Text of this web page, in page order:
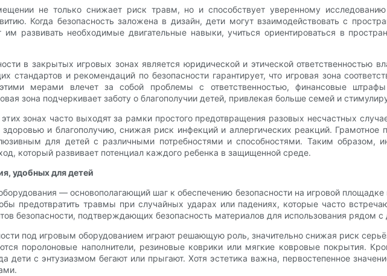
не только снижает риск травм, но и способствует уверенному
Когда безопасность заложена в дизайн, дети могут взаимодействовать с
развивать необходимые двигательные навыки, учиться ориентироваться в
в закрытых игровых зонах является юридической и этической ответственностью
стандартов и рекомендаций по безопасности гарантирует, что игровая зона
этими мерами влечет за собой проблемы с ответственностью, финансовые
зона подчеркивает заботу о благополучии детей, привлекая больше семей и
зонах часто выходят за рамки простого предотвращения разовых несчастных
и благополучию, снижая риск инфекций и аллергических реакций. Грамотное
для детей с различными потребностями и способностями. Таким образом,
который развивает потенциал каждого ребенка в защищенной среде.
удобных для детей
— основополагающий шаг к обеспечению безопасности на игровой
предотвратить травмы при случайных ударах или падениях, которые часто
безопасности, подтверждающих безопасность материалов для использования рядом с
под игровым оборудованием играют решающую роль, значительно снижая риск
поролоновые наполнители, резиновые коврики или мягкие ковровые покрытия.
дети с энтузиазмом бегают или прыгают. Хотя эстетика важна, первостепенное